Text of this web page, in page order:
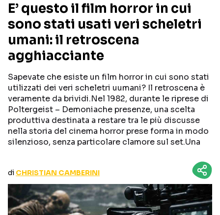
GENERI
PERSONAGGI
CANALI STREAMING
Categorie
NOTIZIE
CURIOSITÀ
RECENSIONI
TRAILER
BOX OFFICE
E’ questo il film horror in cui
sono stati usati veri scheletri
umani: il retroscena
agghiacciante
Sapevate che esiste un film horror in cui sono stati
utilizzati dei veri scheletri uumani? Il retroscena è
veramente da brividi.Nel 1982, durante le riprese di
Poltergeist – Demoniache presenze, una scelta
produttiva destinata a restare tra le più discusse
nella storia del cinema horror prese forma in modo
silenzioso, senza particolare clamore sul set.Una
di CHRISTIAN CAMBERINI